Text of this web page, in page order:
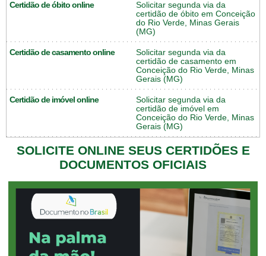
Certidão de óbito online
Solicitar segunda via da
certidão de óbito em Conceição
do Rio Verde, Minas Gerais
(MG)
Certidão de casamento online
Solicitar segunda via da
certidão de casamento em
Conceição do Rio Verde, Minas
Gerais (MG)
Certidão de imóvel online
Solicitar segunda via da
certidão de imóvel em
Conceição do Rio Verde, Minas
Gerais (MG)
SOLICITE ONLINE SEUS CERTIDÕES E
DOCUMENTOS OFICIAIS